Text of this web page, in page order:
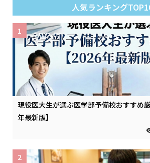
人気ランキング
現役医大生が選ぶ医学部予備校おすすめ
年最新版】
1
2